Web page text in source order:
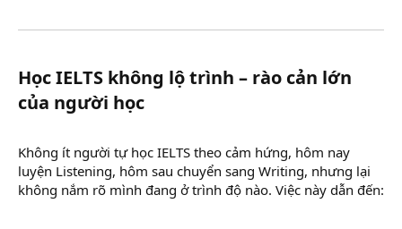
Học IELTS không lộ trình – rào cản lớn
của người học​
Không ít người tự học IELTS theo cảm hứng, hôm nay
luyện Listening, hôm sau chuyển sang Writing, nhưng lại
không nắm rõ mình đang ở trình độ nào. Việc này dẫn đến: